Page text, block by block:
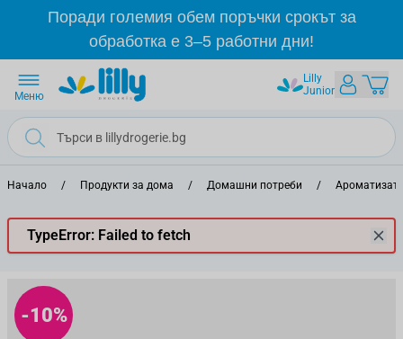
Прескачане към съдържанието
Поради големия обем поръчки срокът за
обработка е 3–5 работни дни!
Lilly
Junior
Меню
Начало / Продукти за дома / Домашни потреби /
TypeError: Failed to fetch
-10%